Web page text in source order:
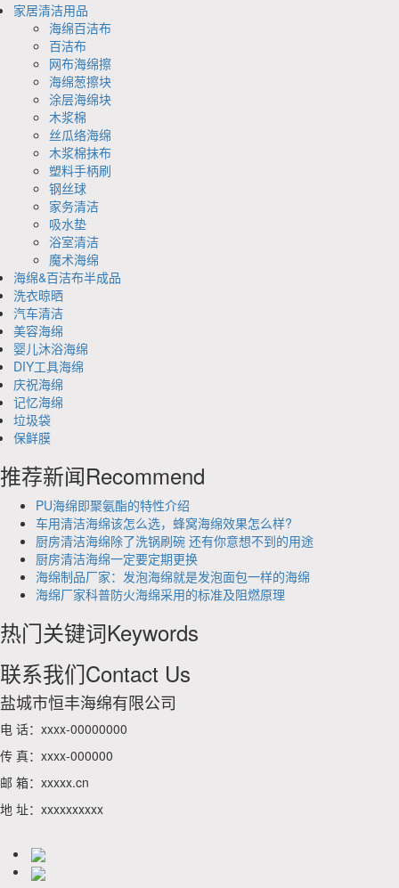
家居清洁用品
海绵百洁布
百洁布
网布海绵擦
海绵葱擦块
涂层海绵块
木浆棉
丝瓜络海绵
木浆棉抹布
塑料手柄刷
钢丝球
家务清洁
吸水垫
浴室清洁
魔术海绵
海绵&百洁布半成品
洗衣晾晒
汽车清洁
美容海绵
婴儿沐浴海绵
DIY工具海绵
庆祝海绵
记忆海绵
垃圾袋
保鲜膜
推荐新闻Recommend
PU海绵即聚氨酯的特性介绍
车用清洁海绵该怎么选，蜂窝海绵效果怎么样?
厨房清洁海绵除了洗锅刷碗 还有你意想不到的用途
厨房清洁海绵一定要定期更换
海绵制品厂家：发泡海绵就是发泡面包一样的海绵
海绵厂家科普防火海绵采用的标准及阻燃原理
热门关键词Keywords
联系我们Contact Us
盐城市恒丰海绵有限公司
电 话：xxxx-00000000
传 真：xxxx-000000
邮 箱：xxxxx.cn
地 址：xxxxxxxxxx